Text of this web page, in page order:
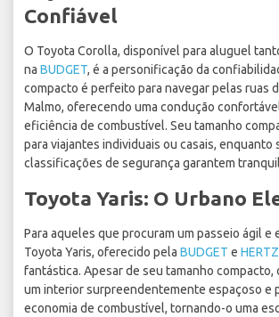
Confiável
O Toyota Corolla, disponível para aluguel
na BUDGET, é a personificação da
compacto é perfeito para navegar pelas ruas
Malmo, oferecendo uma condução
eficiência de combustível. Seu tamanho
para viajantes individuais ou casais, enquanto
classificações de segurança garantem
Toyota Yaris: O Urbano
Para aqueles que procuram um passeio ágil e
Toyota Yaris, oferecido pela BUDGET e HERTZ
fantástica. Apesar de seu tamanho compacto,
um interior surpreendentemente espaçoso e
economia de combustível, tornando-o uma